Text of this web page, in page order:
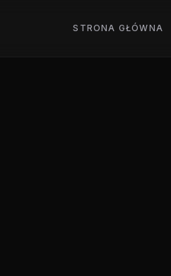
STRONA GŁÓWNA